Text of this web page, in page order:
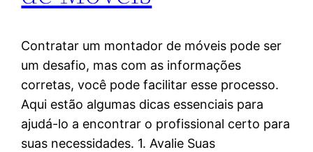
Contratar um montador de móveis pode ser
um desafio, mas com as informações
corretas, você pode facilitar esse processo.
Aqui estão algumas dicas essenciais para
ajudá-lo a encontrar o profissional certo para
suas necessidades. 1. Avalie Suas